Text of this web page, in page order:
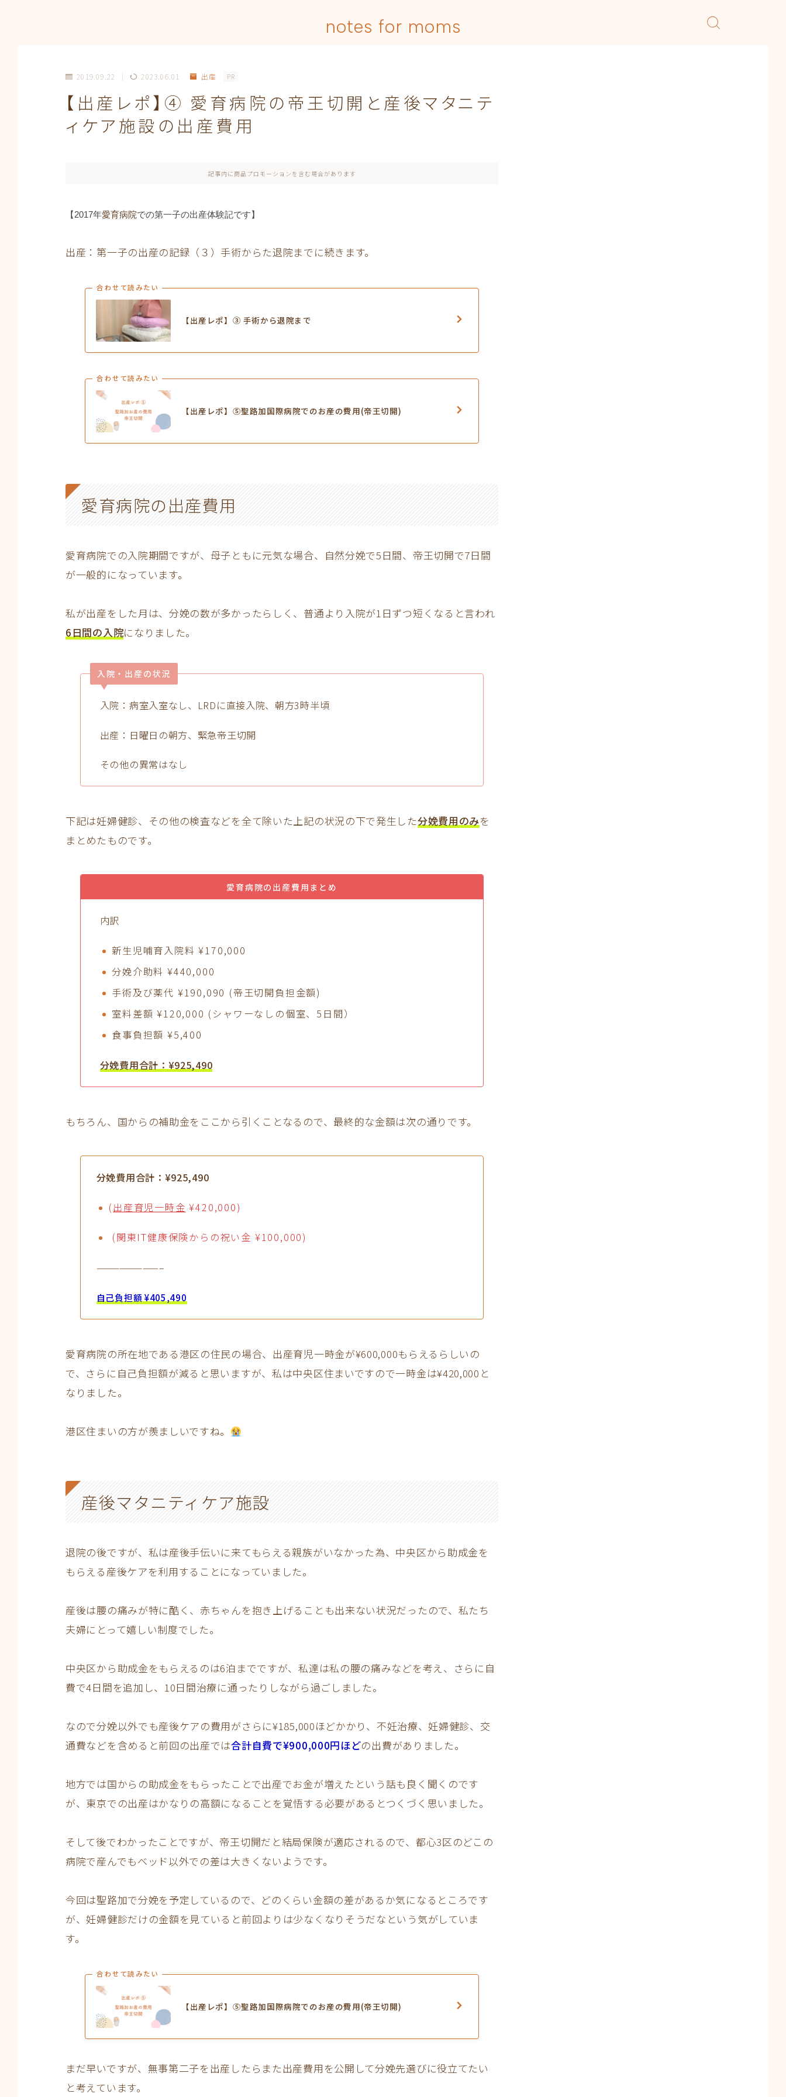
notes for moms
2019.09.22 2023.06.01 出産 PR
【出産レポ】④ 愛育病院の帝王切開と産後マタニテ
ィケア施設の出産費用
記事内に商品プロモーションを含む場合があります
【2017年愛育病院での第一子の出産体験記です】
出産：第一子の出産の記録（３）手術からた退院までに続きます。
合わせて読みたい
【出産レポ】③ 手術から退院まで
合わせて読みたい
【出産レポ】⑤聖路加国際病院でのお産の費用(帝王切開)
愛育病院の出産費用
愛育病院での入院期間ですが、母子ともに元気な場合、自然分娩で5日間、帝王切開で7日間
が一般的になっています。
私が出産をした月は、分娩の数が多かったらしく、普通より入院が1日ずつ短くなると言われ
6日間の入院になりました。
入院・出産の状況
入院：病室入室なし、LRDに直接入院、朝方3時半頃
出産：日曜日の朝方、緊急帝王切開
その他の異常はなし
下記は妊婦健診、その他の検査などを全て除いた上記の状況の下で発生した分娩費用のみを
まとめたものです。
愛育病院の出産費用まとめ
内訳
新生児哺育入院料 ¥170,000
分娩介助料 ¥440,000
手術及び薬代 ¥190,090 (帝王切開負担金額)
室料差額 ¥120,000 (シャワーなしの個室、5日間）
食事負担額 ¥5,400
分娩費用合計：¥925,490
もちろん、国からの補助金をここから引くことなるので、最終的な金額は次の通りです。
分娩費用合計：¥925,490
(出産育児一時金 ¥420,000)
(関東IT健康保険からの祝い金 ¥100,000)
————————–
自己負担額 ¥405,490
愛育病院の所在地である港区の住民の場合、出産育児一時金が¥600,000もらえるらしいの
で、さらに自己負担額が減ると思いますが、私は中央区住まいですので一時金は¥420,000と
なりました。
港区住まいの方が羨ましいですね。
産後マタニティケア施設
退院の後ですが、私は産後手伝いに来てもらえる親族がいなかった為、中央区から助成金を
もらえる産後ケアを利用することになっていました。
産後は腰の痛みが特に酷く、赤ちゃんを抱き上げることも出来ない状況だったので、私たち
夫婦にとって嬉しい制度でした。
中央区から助成金をもらえるのは6泊までですが、私達は私の腰の痛みなどを考え、さらに自
費で4日間を追加し、10日間治療に通ったりしながら過ごしました。
なので分娩以外でも産後ケアの費用がさらに¥185,000ほどかかり、不妊治療、妊婦健診、交
通費などを含めると前回の出産では合計自費で¥900,000円ほどの出費がありました。
地方では国からの助成金をもらったことで出産でお金が増えたという話も良く聞くのです
が、東京での出産はかなりの高額になることを覚悟する必要があるとつくづく思いました。
そして後でわかったことですが、帝王切開だと結局保険が適応されるので、都心3区のどこの
病院で産んでもベッド以外での差は大きくないようです。
今回は聖路加で分娩を予定しているので、どのくらい金額の差があるか気になるところです
が、妊婦健診だけの金額を見ていると前回よりは少なくなりそうだなという気がしていま
す。
合わせて読みたい
【出産レポ】⑤聖路加国際病院でのお産の費用(帝王切開)
まだ早いですが、無事第二子を出産したらまた出産費用を公開して分娩先選びに役立てたい
と考えています。